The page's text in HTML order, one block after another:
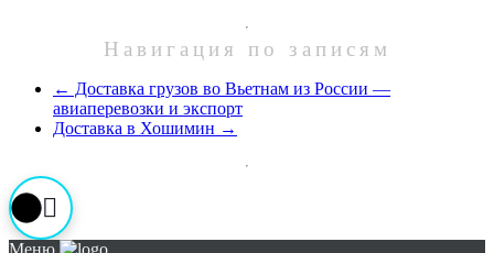
Навигация по записям
← Доставка грузов во Вьетнам из России —
авиаперевозки и экспорт
Доставка в Хошимин →